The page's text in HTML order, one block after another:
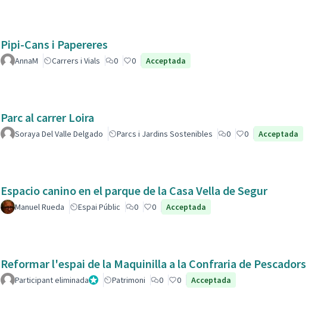
Pipi-Cans i Papereres
AnnaM Carrers i Vials 0 0 Acceptada
Parc al carrer Loira
Soraya Del Valle Delgado Parcs i Jardins Sostenibles 0 0 Acceptada
Espacio canino en el parque de la Casa Vella de Segur
Manuel Rueda Espai Públic 0 0 Acceptada
Reformar l'espai de la Maquinilla a la Confraria de Pescadors
Participant eliminadaAdministrador
Patrimoni 0 0 Acceptada